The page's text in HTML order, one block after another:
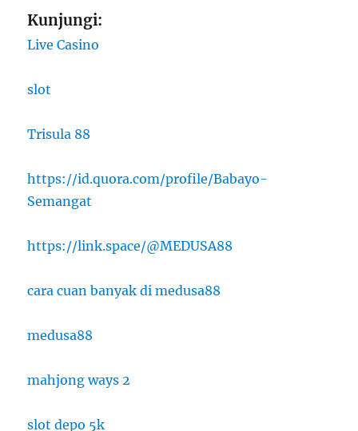
Kunjungi:
Live Casino
slot
Trisula 88
https://id.quora.com/profile/Babayo-
Semangat
https://link.space/@MEDUSA88
cara cuan banyak di medusa88
medusa88
mahjong ways 2
slot depo 5k